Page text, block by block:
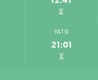
YATSI
21:01